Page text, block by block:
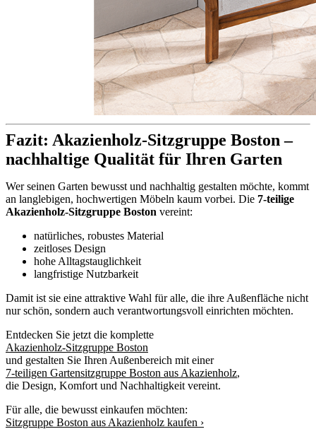
Fazit: Akazienholz-Sitzgruppe Boston –
nachhaltige Qualität für Ihren Garten
Wer seinen Garten bewusst und nachhaltig gestalten möchte, kommt
an langlebigen, hochwertigen Möbeln kaum vorbei. Die 7-teilige
Akazienholz-Sitzgruppe Boston vereint:
natürliches, robustes Material
zeitloses Design
hohe Alltagstauglichkeit
langfristige Nutzbarkeit
Damit ist sie eine attraktive Wahl für alle, die ihre Außenfläche nicht
nur schön, sondern auch verantwortungsvoll einrichten möchten.
Entdecken Sie jetzt die komplette
Akazienholz-Sitzgruppe Boston
und gestalten Sie Ihren Außenbereich mit einer
7-teiligen Gartensitzgruppe Boston aus Akazienholz,
die Design, Komfort und Nachhaltigkeit vereint.
Für alle, die bewusst einkaufen möchten:
Sitzgruppe Boston aus Akazienholz kaufen ›